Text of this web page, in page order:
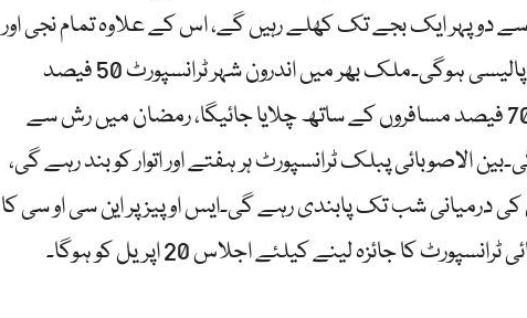
ہوں گے جبکہ جمعے کو بینک صبح 10سے دوپہر ایک بجے تک کھلے رہیں گے، اس کے علاوہ تمام نجی اور
سرکاری دفاترمیں 50فیصد ورک فرام ہوم پالیسی ہوگی۔ملک بھر میں اندرون شہر ٹرانسپورٹ 50 فیصد
مسافروں کے ساتھ چلے گی، ریلوے کو 70 فیصد مسافروں کے ساتھ چلایا جائیگا، رمضان میں رش سے
الاصوبائی پبلک ٹرانسپورٹ ہر ہفتے اور اتوار کو بند رہے گی،
ٹرانسپورٹ پر25 اور26 اپریل کی درمیانی شب تک پابندی رہے گی۔ایس او پیز پر این سی او سی کا